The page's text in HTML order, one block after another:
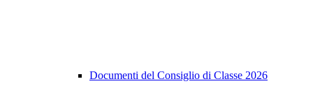
Documenti del Consiglio di Classe 2026